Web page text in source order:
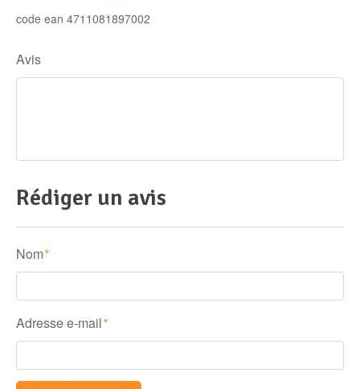
code ean 4711081897002
Avis
Rédiger un avis
Nom *
Adresse e-mail *